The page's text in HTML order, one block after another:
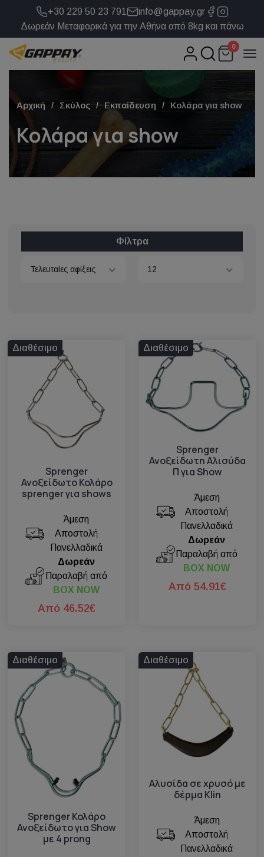
+30 229 50 23 791
info@gappay.gr
Δωρεάν Μεταφορικά για την Αθήνα από 8kg και πάνω
0
Αρχική Σκύλος Εκπαίδευση Κολάρα για show
Κολάρα για show
Φίλτρα
Τελευταίες αφίξεις 12
Διαθέσιμο
Sprenger
Ανοξείδωτο Κολάρο
sprenger για shows
Άμεση
Αποστολή
Πανελλαδικά
Δωρεάν
Παραλαβή από
BOX NOW
Από 46.52€
Διαθέσιμο
Sprenger
Ανοξείδωτη Αλισύδα
Π για Show
Άμεση
Αποστολή
Πανελλαδικά
Δωρεάν
Παραλαβή από
BOX NOW
Από 54.91€
Διαθέσιμο
Sprenger Κολάρο
Ανοξείδωτο για Show
με 4 prong
Διαθέσιμο
Αλυσίδα σε χρυσό με
δέρμα Klin
Άμεση
Αποστολή
Πανελλαδικά